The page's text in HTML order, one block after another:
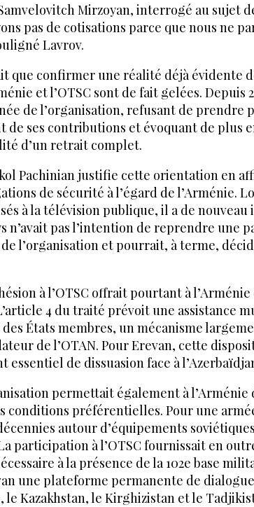
Mirzoyan, interrogé au sujet
pas de cotisations parce que nous ne
Lavrov.
que confirmer une réalité déjà évidente
et l’OTSC sont de fait gelées. Depuis
de l’organisation, refusant de prendre
de ses contributions et évoquant de plus
d’un retrait complet.
Pachinian justifie cette orientation en
de sécurité à l’égard de l’Arménie.
à la télévision publique, il a de nouveau
n’avait pas l’intention de reprendre une
l’organisation et pourrait, à terme,
à l’OTSC offrait pourtant à
4 du traité prévoit une assistance
des États membres, un mécanisme
de l’OTAN. Pour Erevan, cette
de dissuasion face à
permettait également à l’Arménie
conditions préférentielles. Pour une
autour d’équipements
participation à l’OTSC fournissait en
à la présence de la 102e base
une plateforme permanente de
le Kazakhstan, le Kirghizistan et le